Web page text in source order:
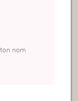
nom